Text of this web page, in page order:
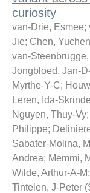
curiosity
van-Drie, Esmee;
Jie; Chen,
van-
Jongbloed, Jan-
Myrthe-Y-C;
Leren, Ida-Skrinde
Nguyen, Thuy-Vy;
Philippe;
Sabater-Molina,
Andrea; Memmi,
Wilde, Arthur-A-M;
Tintelen, J-Peter (